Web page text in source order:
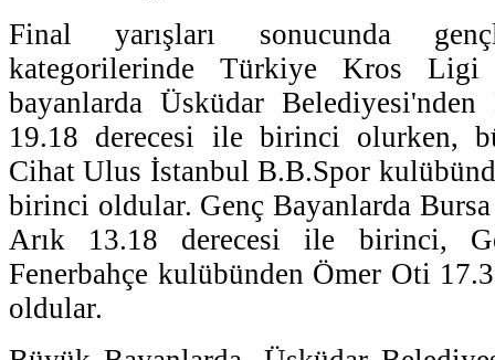
Final yarışları sonucunda
kategorilerinde Türkiye Kros Ligi
bayanlarda Üsküdar
19.18 derecesi ile birinci olurken,
Cihat Ulus İstanbul B.B.Spor
birinci oldular. Genç Bayanlarda
Arık 13.18 derecesi ile birinci,
Fenerbahçe kulübünden Ömer Oti
oldular.